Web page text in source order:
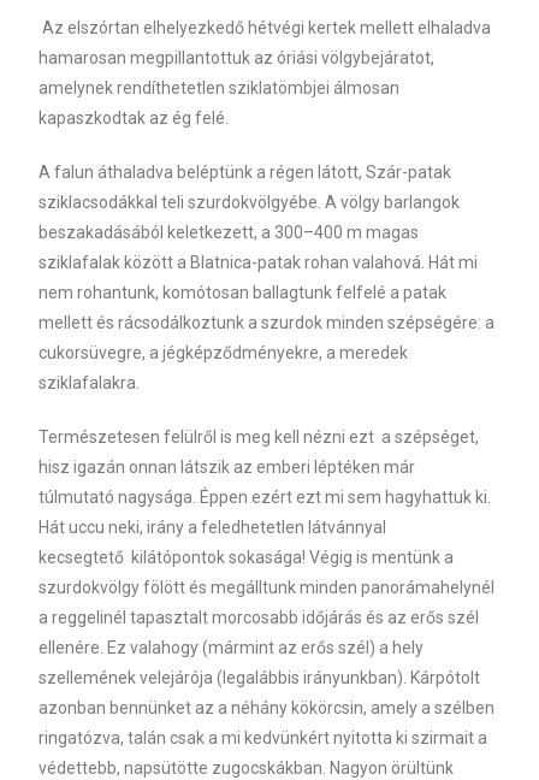
Az elszórtan elhelyezkedő hétvégi kertek mellett elhaladva
hamarosan megpillantottuk az óriási völgybejáratot,
amelynek rendíthetetlen sziklatömbjei álmosan
kapaszkodtak az ég felé.
A falun áthaladva beléptünk a régen látott, Szár-patak
sziklacsodákkal teli szurdokvölgyébe. A völgy barlangok
beszakadásából keletkezett, a 300–400 m magas
sziklafalak között a Blatnica-patak rohan valahová. Hát mi
nem rohantunk, komótosan ballagtunk felfelé a patak
mellett és rácsodálkoztunk a szurdok minden szépségére: a
cukorsüvegre, a jégképződményekre, a meredek
sziklafalakra.
Természetesen felülről is meg kell nézni ezt a szépséget,
hisz igazán onnan látszik az emberi léptéken már
túlmutató nagysága. Éppen ezért ezt mi sem hagyhattuk ki.
Hát uccu neki, irány a feledhetetlen látvánnyal
kecsegtető kilátópontok sokasága! Végig is mentünk a
szurdokvölgy fölött és megálltunk minden panorámahelynél
a reggelinél tapasztalt morcosabb időjárás és az erős szél
ellenére. Ez valahogy (mármint az erős szél) a hely
szellemének velejárója (legalábbis irányunkban). Kárpótolt
azonban bennünket az a néhány kökörcsin, amely a szélben
ringatózva, talán csak a mi kedvünkért nyitotta ki szirmait a
védettebb, napsütötte zugocskákban. Nagyon örültünk